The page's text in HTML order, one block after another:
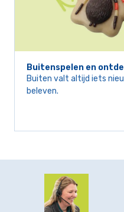
Buitenspelen en
Buiten valt altijd iets
beleven.